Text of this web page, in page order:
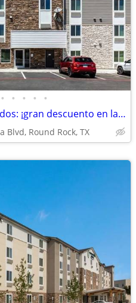
• • • • •
Especial para nuevos invitados: ¡gran descuento en la 1ª semana!
Blvd, Round Rock, TX